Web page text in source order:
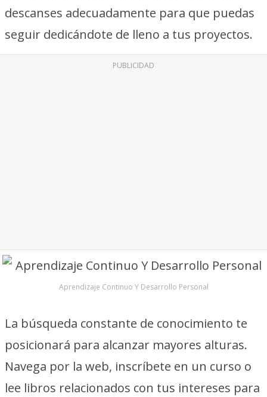
descanses adecuadamente para que puedas
seguir dedicándote de lleno a tus proyectos.
PUBLICIDAD
Aprendizaje Continuo Y Desarrollo Personal
La búsqueda constante de conocimiento te
posicionará para alcanzar mayores alturas.
Navega por la web, inscríbete en un curso o
lee libros relacionados con tus intereses para